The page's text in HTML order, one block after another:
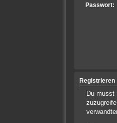
Passwort:
Registrieren
Du musst